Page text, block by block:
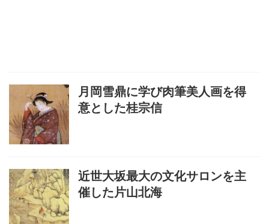
月岡雪鼎に学び肉筆美人画を得
意とした桂宗信
近世大坂最大の文化サロンを主
催した片山北海